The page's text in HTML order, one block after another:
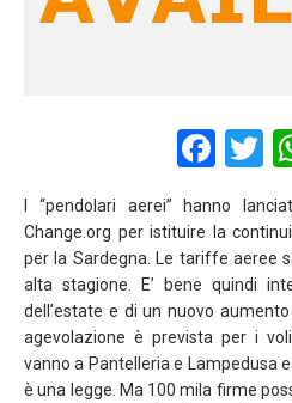
F
a
ce
b
o
o
k
wi
I “pendolari aerei” hanno
Change.org per istituire la
per la Sardegna. Le tariffe aeree
alta stagione. E’ bene quindi
dell’estate e di un nuovo
agevolazione è prevista per i
vanno a Pantelleria e Lampedusa
è una legge. Ma 100 mila firme